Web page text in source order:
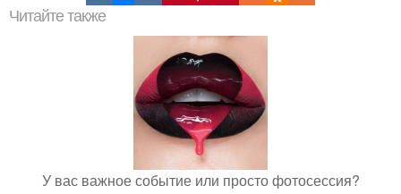
Читайте также
У вас важное событие или просто фотосессия?